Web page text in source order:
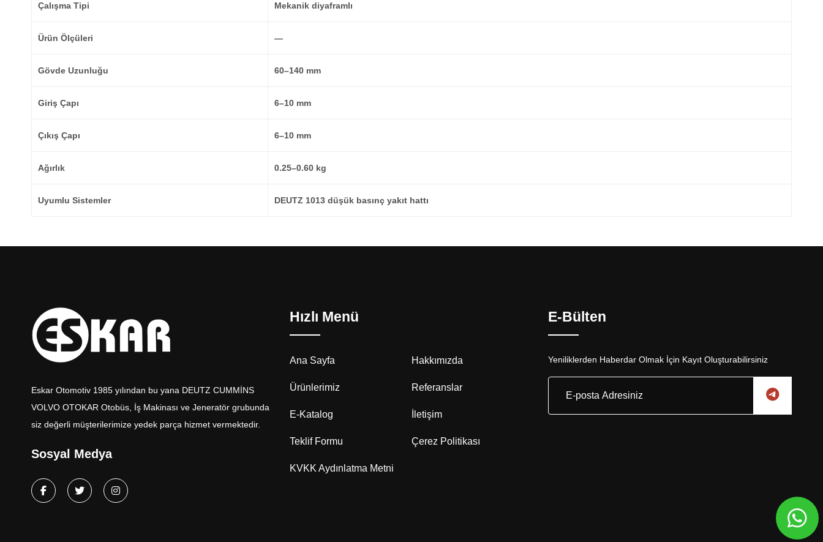
Çalışma Tipi Mekanik diyaframlı
Ürün Ölçüleri —
Gövde Uzunluğu 60–140 mm
Giriş Çapı 6–10 mm
Çıkış Çapı 6–10 mm
Ağırlık 0.25–0.60 kg
Uyumlu Sistemler DEUTZ 1013 düşük basınç yakıt hattı
Eskar Otomotiv 1985 yılından bu yana DEUTZ CUMMİNS
VOLVO OTOKAR Otobüs, İş Makinası ve Jeneratör grubunda
siz değerli müşterilerimize yedek parça hizmet vermektedir.
Sosyal Medya
Hızlı Menü
Ana Sayfa Hakkımızda
Ürünlerimiz Referanslar
E-Katalog İletişim
Teklif Formu Çerez Politikası
KVKK Aydınlatma Metni
E-Bülten
Yeniliklerden Haberdar Olmak İçin Kayıt Oluşturabilirsiniz